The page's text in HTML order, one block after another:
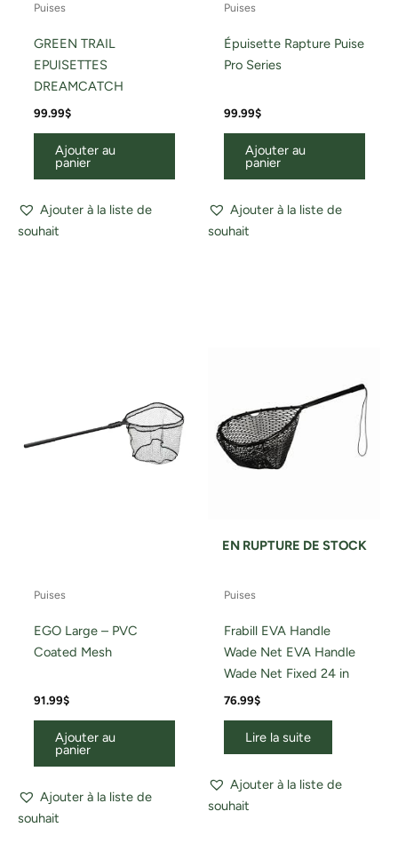
Puises
GREEN TRAIL
EPUISETTES
DREAMCATCH
99.99$
Ajouter au
panier
Ajouter à la liste de
souhait
Puises
Épuisette Rapture Puise
Pro Series
99.99$
Ajouter au
panier
Ajouter à la liste de
souhait
Puises
EGO Large – PVC
Coated Mesh
91.99$
Ajouter au
panier
Ajouter à la liste de
souhait
EN RUPTURE DE STOCK
Puises
Frabill EVA Handle
Wade Net EVA Handle
Wade Net Fixed 24 in
76.99$
Lire la suite
Ajouter à la liste de
souhait